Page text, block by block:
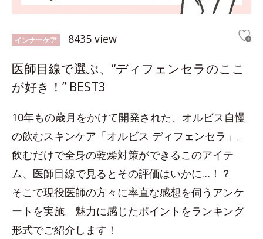
インナーケア 8435 view
医師目線で選ぶ、“ディフェンセラのここ
が好き！” BEST3
10年もの歳月をかけて開発された、オルビス自慢
の飲むスキンケア「オルビス ディフェンセラ」。
飲むだけで全身の乾燥対策ができるこのアイテ
ム、医師目線で見るとその評価はいかに…！？
そこで現役医師の方々に率直な感想を伺うアンケ
ートを実施。魅力に感じたポイントをランキング
形式でご紹介します！